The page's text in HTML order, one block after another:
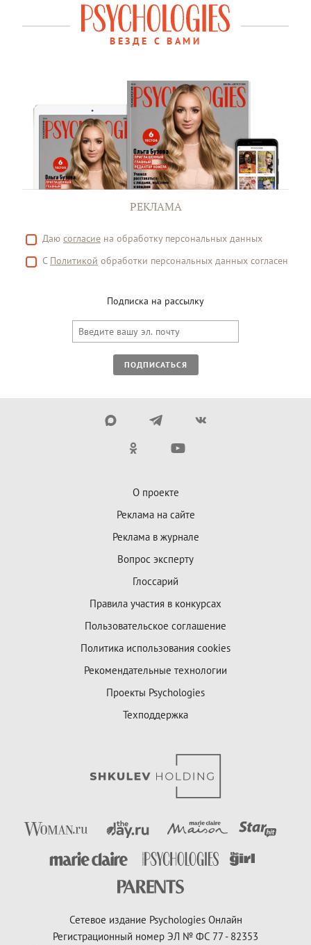
ВЕЗДЕ С ВАМИ
РЕКЛАМА
Даю согласие на обработку персональных данных
С Политикой обработки персональных данных согласен
Подписка на рассылку
ПОДПИСАТЬСЯ
О проекте
Реклама на сайте
Реклама в журнале
Вопрос эксперту
Глоссарий
Правила участия в конкурсах
Пользовательское соглашение
Политика использования cookies
Рекомендательные технологии
Проекты Psychologies
Техподдержка
Сетевое издание Psychologies Онлайн
Регистрационный номер ЭЛ № ФС 77 - 82353